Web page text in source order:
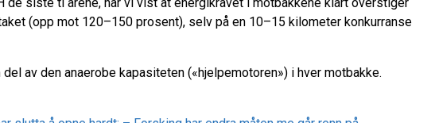
de siste ti årene, har vi vist at energikravet i motbakkene klart overstiger
(opp mot 120–150 prosent), selv på en 10–15 kilometer konkurranse
av den anaerobe kapasiteten («hjelpemotoren») i hver motbakke.